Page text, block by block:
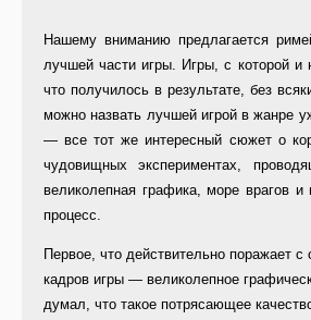
Нашему вниманию предлагается
лучшей части игры. Игры, с которой и
что получилось в результате, без
можно назвать лучшей игрой в жанре
— все тот же интересный сюжет о
чудовищных экспериментах,
великолепная графика, море врагов и
процесс.
Первое, что действительно поражает
кадров игры — великолепное
думал, что такое потрясающее